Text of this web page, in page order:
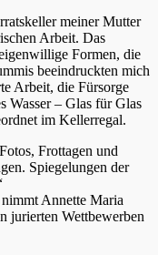
meiner Mutter
Arbeit. Das
Formen, die
beeindruckten mich
Arbeit, die Fürsorge
Wasser – Glas für Glas
im Kellerregal.
Frottagen und
Spiegelungen der
Annette Maria
jurierten Wettbewerben